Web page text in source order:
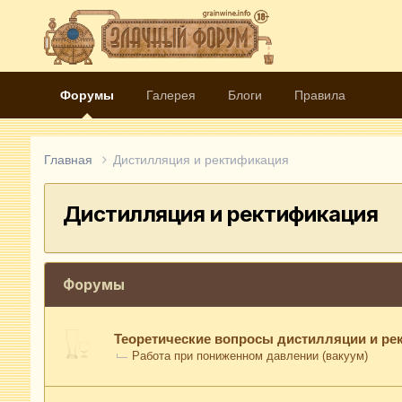
Форумы Галерея Блоги Правила
Главная Дистилляция и ректификация
Дистилляция и ректификация
Форумы
Теоретические вопросы дистилляции и
Работа при пониженном давлении (вакуум)